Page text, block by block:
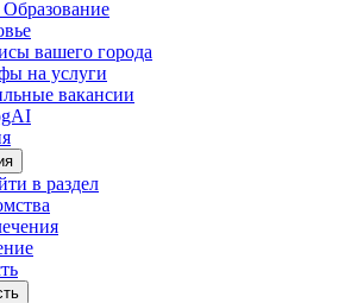
вашего города
на услуги
вакансии
в раздел